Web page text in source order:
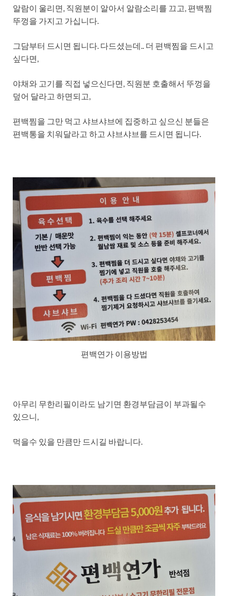
알람이 울리면, 직원분이 알아서 알람소리를 끄고, 편백찜
뚜껑을 가지고 가십니다.
그담부터 드시면 됩니다. 다드셨는데.. 더 편백찜을 드시고
싶다면,
야채와 고기를 직접 넣으신다면, 직원분 호출해서 뚜껑을
덮어 달라고 하면되고,
편백찜을 그만 먹고 샤브샤브에 집중하고 싶으신 분들은
편백통을 치워달라고 하고 샤브샤브를 드시면 됩니다.
편백연가 이용방법
아무리 무한리필이라도 남기면 환경부담금이 부과될수
있으니,
먹을수 있을 만큼만 드시길 바랍니다.